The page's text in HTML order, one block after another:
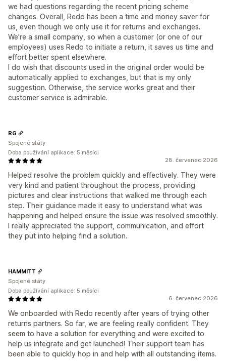
we had questions regarding the recent pricing scheme
changes. Overall, Redo has been a time and money saver for
us, even though we only use it for returns and exchanges.
We're a small company, so when a customer (or one of our
employees) uses Redo to initiate a return, it saves us time and
effort better spent elsewhere.
I do wish that discounts used in the original order would be
automatically applied to exchanges, but that is my only
suggestion. Otherwise, the service works great and their
customer service is admirable.
28. červenec 2026
Helped resolve the problem quickly and effectively. They were
very kind and patient throughout the process, providing
pictures and clear instructions that walked me through each
step. Their guidance made it easy to understand what was
happening and helped ensure the issue was resolved smoothly.
I really appreciated the support, communication, and effort
they put into helping find a solution.
RG
Spojené státy
Doba používání aplikace: 5 měsíci
6. červenec 2026
We onboarded with Redo recently after years of trying other
returns partners. So far, we are feeling really confident. They
seem to have a solution for everything and were excited to
help us integrate and get launched! Their support team has
been able to quickly hop in and help with all outstanding items.
HAMMITT
Spojené státy
Doba používání aplikace: 5 měsíci